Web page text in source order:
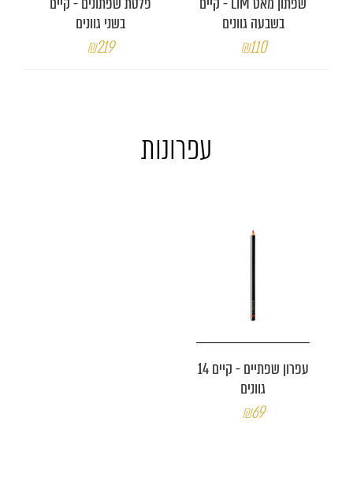
בשבעה גוונים
₪110
בשני גוונים
₪219
עפרונות
עפרון שפתיים - קיים 14
גוונים
₪69